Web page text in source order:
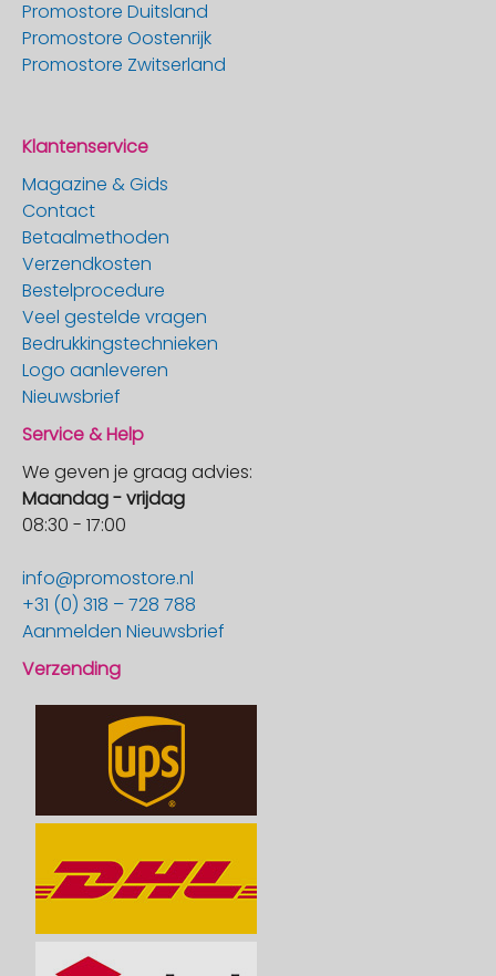
Promostore Duitsland
Promostore Oostenrijk
Promostore Zwitserland
Klantenservice
Magazine & Gids
Contact
Betaalmethoden
Verzendkosten
Bestelprocedure
Veel gestelde vragen
Bedrukkingstechnieken
Logo aanleveren
Nieuwsbrief
Service & Help
We geven je graag advies:
Maandag - vrijdag
08:30 - 17:00
info@promostore.nl
+31 (0) 318 – 728 788
Aanmelden Nieuwsbrief
Verzending